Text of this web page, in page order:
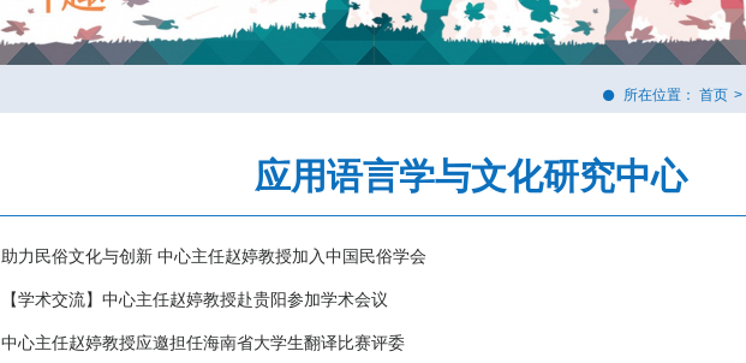
所在位置： 首页 >
应用语言学与文化研究中心
助力民俗文化与创新 中心主任赵婷教授加入中国民俗学会
【学术交流】中心主任赵婷教授赴贵阳参加学术会议
中心主任赵婷教授应邀担任海南省大学生翻译比赛评委